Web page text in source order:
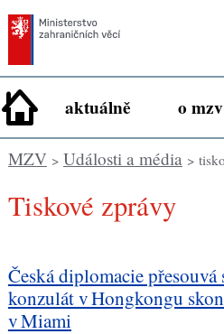
aktuálně o mzv
MZV> Události a média>
tiskové zprávy
Česká diplomacie
konzulát v Hongkongu
v Miami